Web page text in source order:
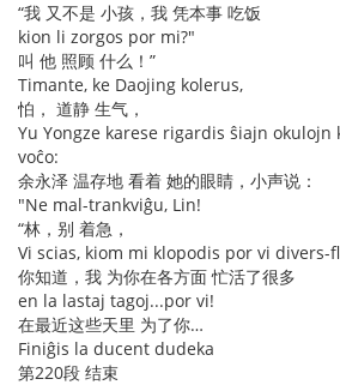
“我 又不是 小孩，我 凭本事 吃饭
kion li zorgos por mi?"
叫 他 照顾 什么！”
Timante, ke Daojing kolerus,
怕， 道静 生气，
Yu Yongze karese rigardis ŝiajn
voĉo:
余永泽 温存地 看着 她的眼睛，小声说：
"Ne mal-trankviĝu, Lin!
“林，别 着急，
Vi scias, kiom mi klopodis por vi divers-
你知道，我 为你在各方面 忙活了很多
en la lastaj tagoj...por vi!
在最近这些天里 为了你…
Finiĝis la ducent dudeka
第220段 结束